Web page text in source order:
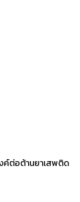
ค์ต่อต้านยาเสพติด